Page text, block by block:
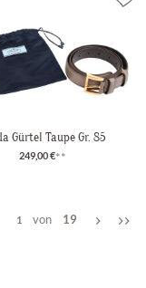
Gürtel Taupe Gr. 85
249,00 €**
1 von 19